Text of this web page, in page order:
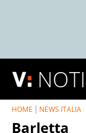
HOME NEWS ITALIA
Barletta